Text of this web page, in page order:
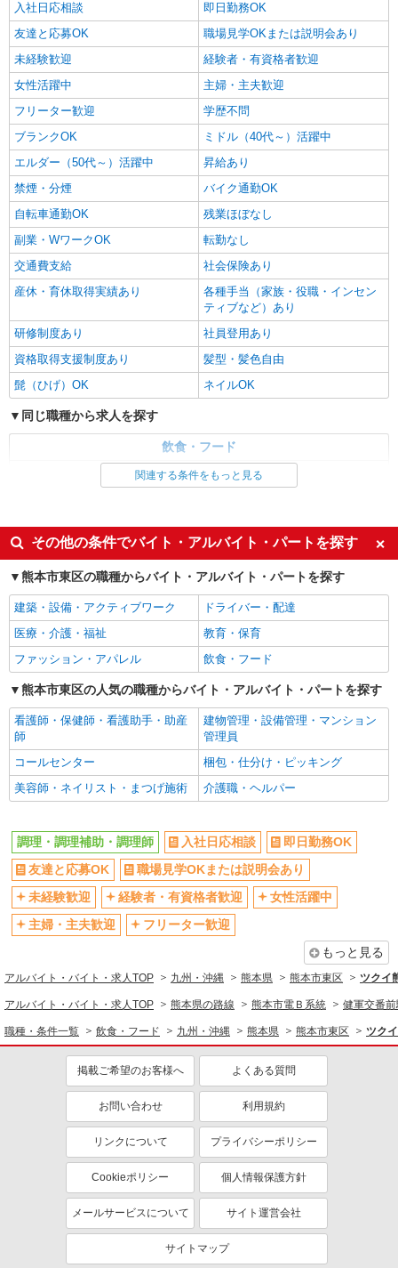
入社日応相談
即日勤務OK
友達と応募OK
職場見学OKまたは説明会あり
未経験歓迎
経験者・有資格者歓迎
女性活躍中
主婦・主夫歓迎
フリーター歓迎
学歴不問
ブランクOK
ミドル（40代～）活躍中
エルダー（50代～）活躍中
昇給あり
禁煙・分煙
バイク通勤OK
自転車通勤OK
残業ほぼなし
副業・WワークOK
転勤なし
交通費支給
社会保険あり
産休・育休取得実績あり
各種手当（家族・役職・インセン
ティブなど）あり
研修制度あり
社員登用あり
資格取得支援制度あり
髪型・髪色自由
髭（ひげ）OK
ネイルOK
同じ職種から求人を探す
飲食・フード
調理・調理補助・調理師
未経験歓迎
ミドル（40代～）活躍中
副業・WワークOK
交通費支給
社会保険あり
産休・育休取得実績あり
社員登用あり
関連する条件をもっと見る
その他の条件でバイト・アルバイト・パートを探す
熊本市東区の職種からバイト・アルバイト・パートを探す
建築・設備・アクティブワーク
ドライバー・配達
医療・介護・福祉
教育・保育
ファッション・アパレル
飲食・フード
熊本市東区の人気の職種からバイト・アルバイト・パートを探す
看護師・保健師・看護助手・助産
師
建物管理・設備管理・マンション
管理員
コールセンター
梱包・仕分け・ピッキング
美容師・ネイリスト・まつげ施術
介護職・ヘルパー
調理・調理補助・調理師 入社日応相談
即日勤務OK
友達と応募OK
職場見学OKまたは説明会あり
未経験歓迎
経験者・有資格者歓迎
女性活躍中
主婦・主夫歓迎
フリーター歓迎
もっと見る
アルバイト・バイト・求人TOP 九州・沖縄 熊本県 熊本市東区 ツクイ
アルバイト・バイト・求人TOP 熊本県の路線 熊本市電Ｂ系統 健軍交番
職種・条件一覧 飲食・フード 九州・沖縄 熊本県 熊本市東区 ツク
掲載ご希望のお客様へ よくある質問
お問い合わせ 利用規約
リンクについて プライバシーポリシー
Cookieポリシー 個人情報保護方針
メールサービスについて サイト運営会社
サイトマップ